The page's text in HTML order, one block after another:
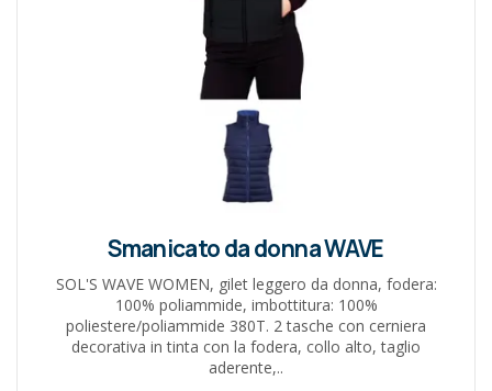
Smanicato da donna WAVE
SOL'S WAVE WOMEN, gilet leggero da donna, fodera:
100% poliammide, imbottitura: 100%
poliestere/poliammide 380T. 2 tasche con cerniera
decorativa in tinta con la fodera, collo alto, taglio
aderente,..